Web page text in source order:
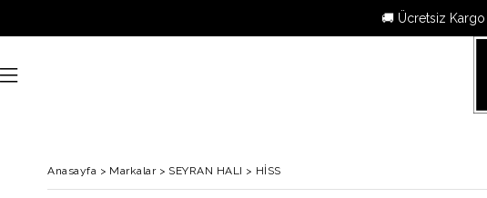
🚚 Ücretsiz Kargo
Anasayfa > Markalar> SEYRAN HALI > HİSS